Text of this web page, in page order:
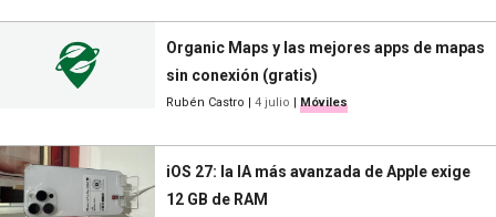
Organic Maps y las mejores apps de mapas
sin conexión (gratis)
Rubén Castro | 4 julio | Móviles
iOS 27: la IA más avanzada de Apple exige
12 GB de RAM